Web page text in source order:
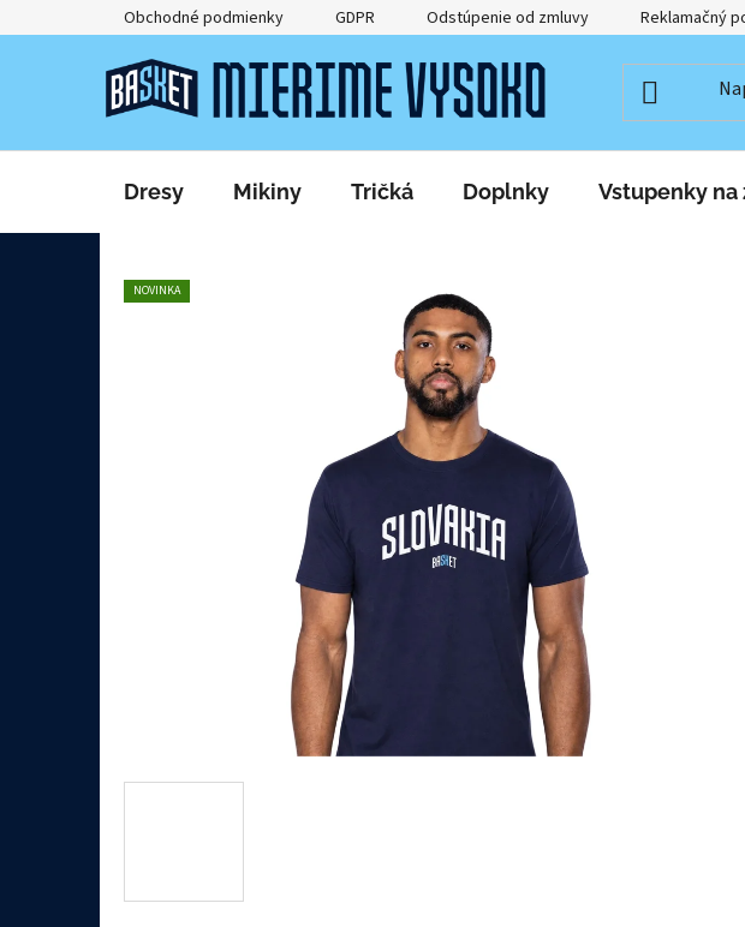
na
Obchodné podmienky GDPR Odstúpenie od zmluvy Reklamačný
Dresy Mikiny Tričká Doplnky Vstupenky na
NOVINKA